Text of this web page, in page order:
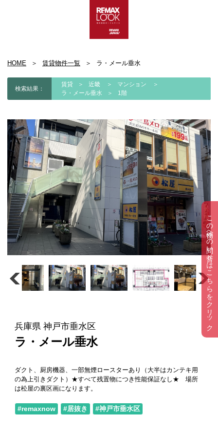
HOME 賃貸物件一覧 ラ・メール垂水
検索結果：
賃貸 近畿
マンション
ラ・メール垂水
1階
兵庫県 神戸市垂水区
ラ・メール垂水
ダクト、厨房機器、一部無煙ロースターあり（大半はカンテキ用
の為上引きダクト）★すべて残置物につき性能保証なし★ 場所
は松屋の裏区画になります。
#remaxnow #居抜き #神戸市垂水区
この物件への問い合せはこちらをクリック